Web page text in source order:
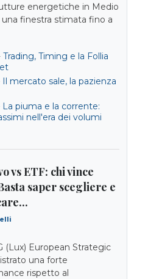
energetiche in Medio
finestra stimata fino a
Trading, Timing e la Follia
Il mercato sale, la pazienza
La piuma e la corrente:
nell'era dei volumi
vs ETF: chi vince
saper scegliere e
(Lux) European Strategic
una forte
rispetto al